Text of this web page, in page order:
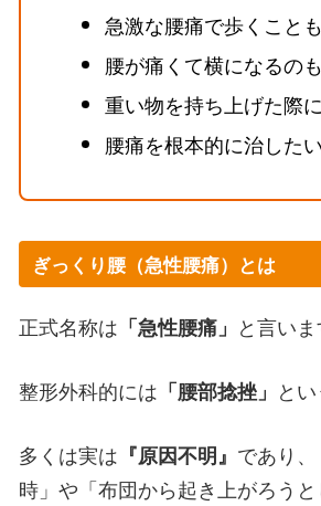
急激な腰痛で歩くこと
腰が痛くて横になるの
重い物を持ち上げた際
腰痛を根本的に治したい
ぎっくり腰（急性腰痛）とは
正式名称は 「急性腰痛」 と言いま
整形外科的には 「腰部捻挫」 と
多くは実は 『原因不明』 であり
時」や「布団から起き上がろう